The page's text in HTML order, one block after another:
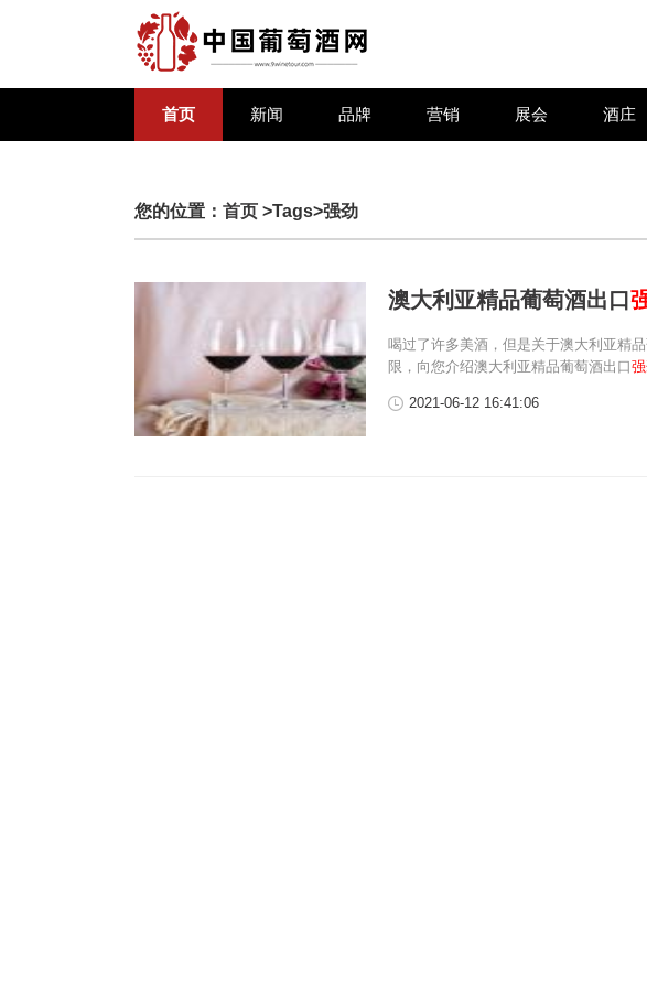
首页 新闻 品牌 营销 展会 酒庄
您的位置： 首页 >Tags>强劲
澳大利亚精品葡萄酒出口
喝过了许多美酒，但是关于澳大利亚精
限，向您介绍澳大利亚精品葡萄酒出口
2021-06-12 16:41:06